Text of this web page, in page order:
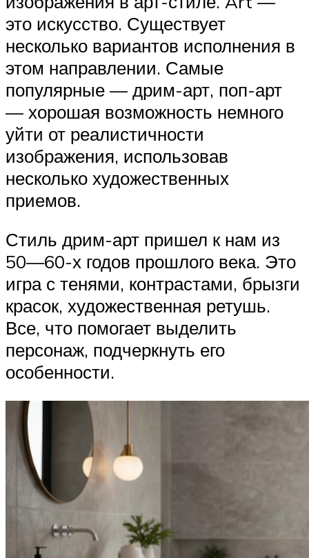
это искусство. Существует
несколько вариантов исполнения в
этом направлении. Самые
популярные — дрим-арт, поп-арт
— хорошая возможность немного
уйти от реалистичности
изображения, использовав
несколько художественных
приемов.
Стиль дрим-арт пришел к нам из
50—60-х годов прошлого века. Это
игра с тенями, контрастами, брызги
красок, художественная ретушь.
Все, что помогает выделить
персонаж, подчеркнуть его
особенности.